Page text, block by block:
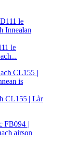
le
CL155 | Làr